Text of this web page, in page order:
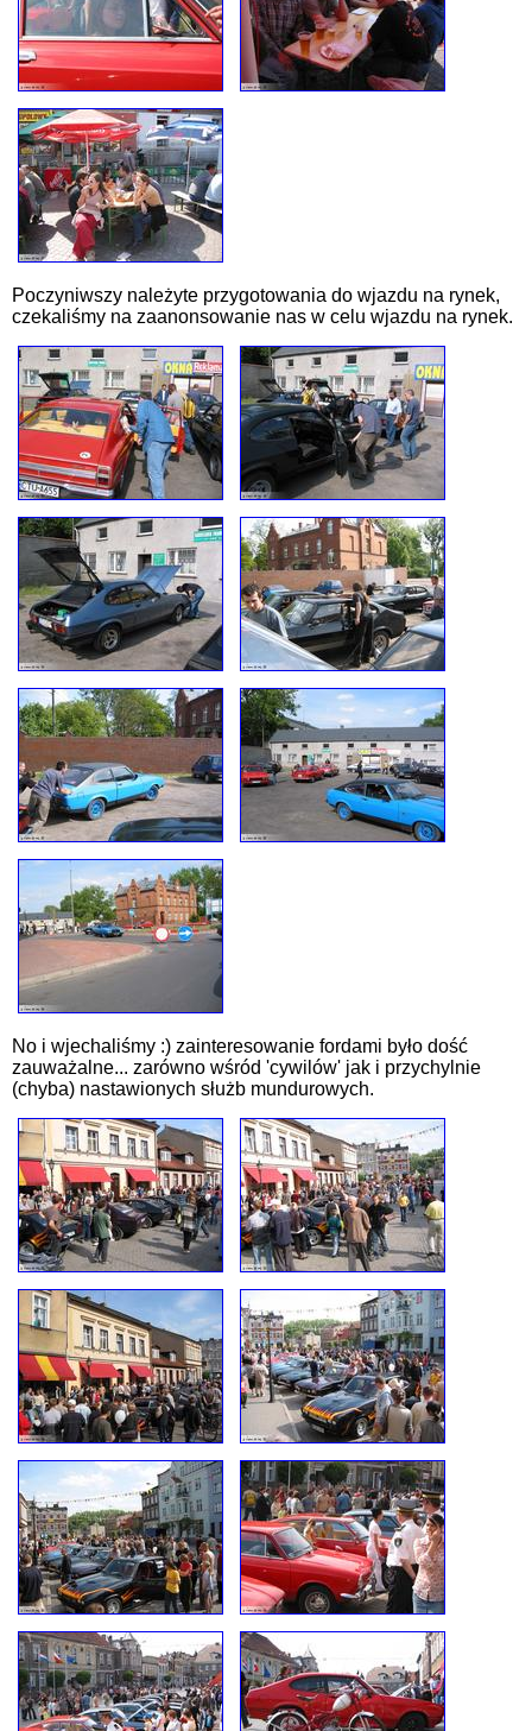
Poczyniwszy należyte przygotowania do wjazdu na rynek,
czekaliśmy na zaanonsowanie nas w celu wjazdu na rynek.
No i wjechaliśmy :) zainteresowanie fordami było dość
zauważalne... zarówno wśród 'cywilów' jak i przychylnie
(chyba) nastawionych służb mundurowych.